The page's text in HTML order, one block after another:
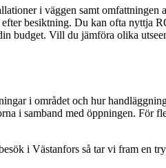
i väggen samt
besiktning. Du kan ofta nyttja
budget. Vill du jämföra olika
i området och hur
i samband med öppningen. För
i Västanfors så tar vi fram en